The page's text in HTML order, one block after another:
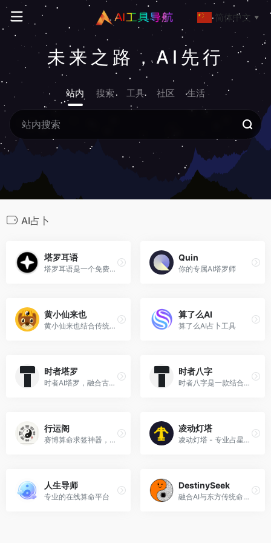
未来之路，AI先行
站内 搜索 工具 社区 生活
AI占卜
塔罗耳语
塔罗耳语是一个免费AI塔罗牌占卜平台，超准在线塔罗牌占卜爱情事业运势。
Quin
你的专属AI塔罗师
黄小仙来也
黄小仙来也结合传统命理学与现代AI技术，为您提供精准的八字排盘、性格分析、运势预测和姻缘匹配服务
算了么AI
算了么AI占卜工具
时者塔罗
时者AI塔罗，融合古老智慧与现代科技，为你提供深入、准确、个性化的命运洞察。
时者八字
时者八字是一款结合人工智能与传统命理的现代化八字分析工具，提供专业的八字命盘分析、八字合婚、姻缘解析、事业合作等智能命理服务。
行运阁
赛博算命求签神器，超真实的古法六爻起卦，懂易经的 AI 帮你深度解答人生困惑。
凌动灯塔
凌动灯塔 - 专业占星学服务平台，提供十二星座详解、星座运势分析、星座配对测试、在线星盘查询、塔罗占卜等服务。助您了解星座性格，把握运势变化。
人生导师
专业的在线算命平台
DestinySeek
融合AI与东方传统命理的在线分析平台
简体中文 ▼